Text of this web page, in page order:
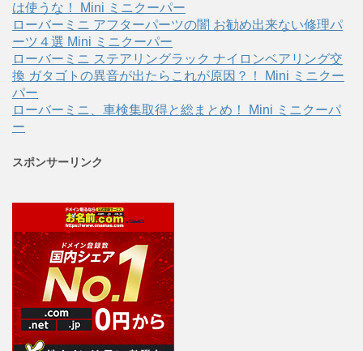
は使うな！ Mini ミニクーパー
ローバーミニ アフターパーツの闇 お勧め出来ない修理パ
ーツ４選 Mini ミニクーパー
ローバーミニ ステアリングラック ナイロンベアリング交
換 ガタゴトの異音が出たらこれが原因？！ Mini ミニクー
パー
ローバーミニ、車検集取得と総まとめ！ Mini ミニクーパ
ー
スポンサーリンク